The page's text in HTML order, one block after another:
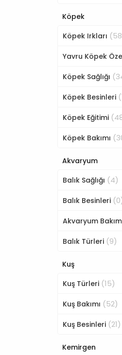
Köpek
Köpek Irkları
Yavru Köpek
Köpek Sağlığı
Köpek Besinleri
Köpek Eğitimi
Köpek Bakımı
Akvaryum
Balık Sağlığı (4)
Balık Besinleri
Akvaryum
Balık Türleri (9)
Kuş
Kuş Türleri (15)
Kuş Bakımı (52)
Kuş Besinleri (21)
Kemirgen